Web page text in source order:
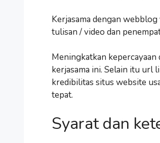
Kerjasama dengan
tulisan / video dan
Meningkatkan
kerjasama ini. Selain itu url
kredibilitas situs website
tepat.
Syarat dan